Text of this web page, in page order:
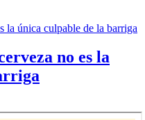
no es la